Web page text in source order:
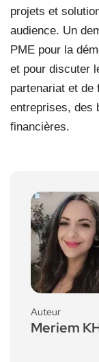
projets et
audience. Un
PME pour la
et pour discuter
partenariat et de
entreprises, des
financières.
Auteur
Meriem